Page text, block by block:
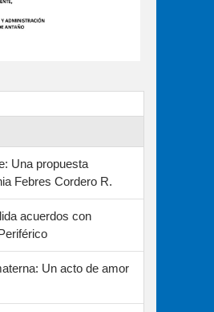
Una propuesta
Febres Cordero R.
acuerdos con
Un acto de amor